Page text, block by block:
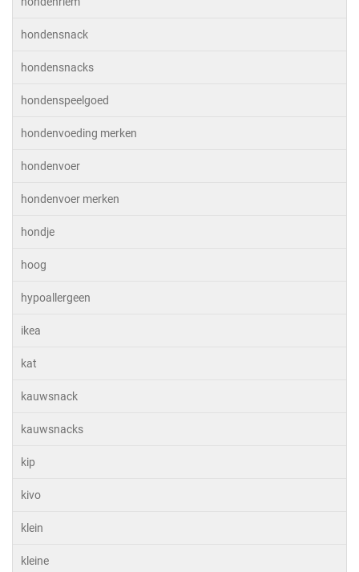
hondensnack
hondensnacks
hondenspeelgoed
hondenvoeding merken
hondenvoer
hondenvoer merken
hondje
hoog
hypoallergeen
ikea
kat
kauwsnack
kauwsnacks
kip
kivo
klein
kleine